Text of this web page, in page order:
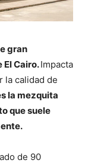
gran
Cairo.Impacta
la calidad de
la mezquita
que suele
de 90